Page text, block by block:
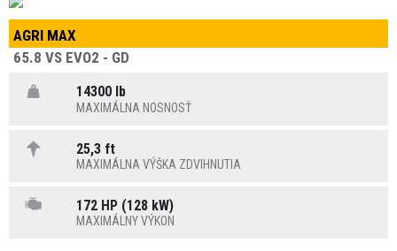
AGRI MAX
65.8 VS EVO2 - GD
14300 lb
MAXIMÁLNA NOSNOSŤ
25,3 ft
MAXIMÁLNA VÝŠKA ZDVIHNUTIA
172 HP (128 kW)
MAXIMÁLNY VÝKON